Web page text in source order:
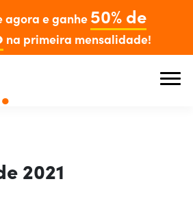
agora e ganhe50% de
na primeira mensalidade!
2021